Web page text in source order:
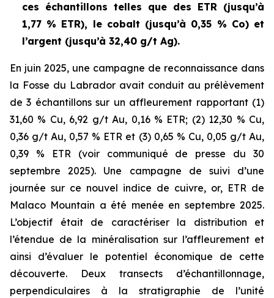
ces échantillons telles que des ETR (jusqu’à
1,77 % ETR), le cobalt (jusqu’à 0,35 % Co) et
l’argent (jusqu’à 32,40 g/t Ag).
En juin 2025, une campagne de reconnaissance dans
la Fosse du Labrador avait conduit au prélèvement
de 3 échantillons sur un affleurement rapportant (1)
31,60 % Cu, 6,92 g/t Au, 0,16 % ETR; (2) 12,30 % Cu,
0,36 g/t Au, 0,57 % ETR et (3) 0,65 % Cu, 0,05 g/t Au,
0,39 % ETR (voir communiqué de presse du 30
septembre 2025). Une campagne de suivi d’une
journée sur ce nouvel indice de cuivre, or, ETR de
Malaco Mountain a été menée en septembre 2025.
L’objectif était de caractériser la distribution et
l’étendue de la minéralisation sur l’affleurement et
ainsi d’évaluer le potentiel économique de cette
découverte. Deux transects d’échantillonnage,
perpendiculaires à la stratigraphie de l’unité